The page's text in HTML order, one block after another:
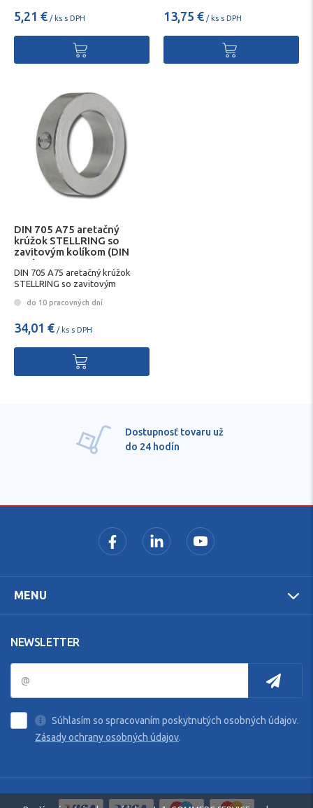
5,21 € / ks s DPH 13,75 € / ks s DPH
DIN 705 A75 aretačný
krúžok STELLRING so
zavitovým kolíkom (DIN
553)
DIN 705 A75 aretačný krúžok
STELLRING so zavitovým
do 10 pracovných dní
34,01 € / ks s DPH
Dostupnosť tovaru už
do 24 hodín
MENU
NEWSLETTER
Súhlasím so spracovaním poskytnutých osobných údajov.
Zásady ochrany osobných údajov.